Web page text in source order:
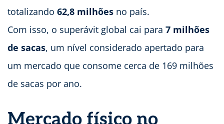
totalizando 62,8 milhões no país.
Com isso, o superávit global cai para 7 milhões
de sacas, um nível considerado apertado para
um mercado que consome cerca de 169 milhões
de sacas por ano.
Mercado físico no